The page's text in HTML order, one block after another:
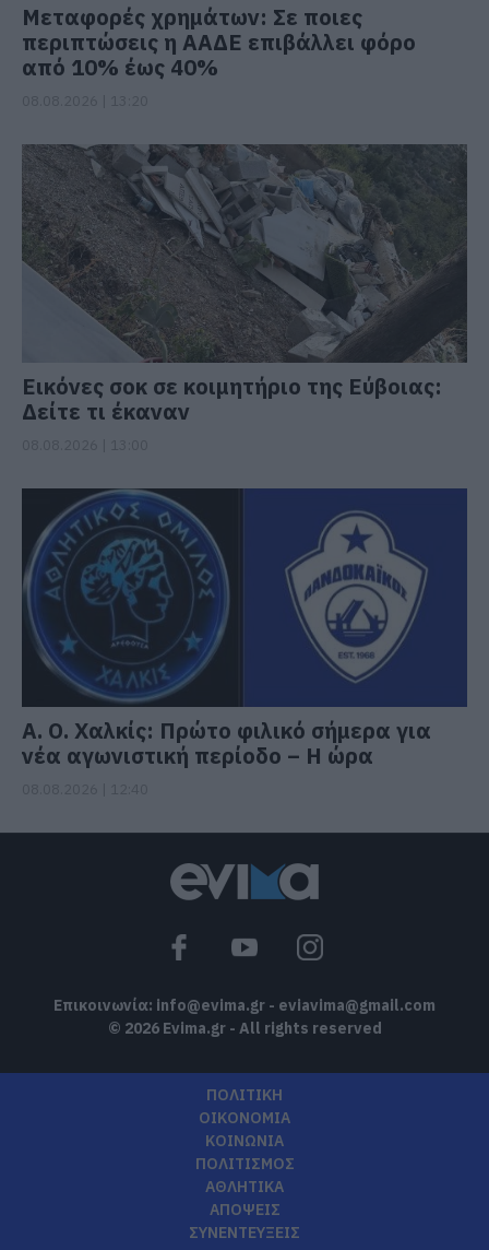
Μεταφορές χρημάτων: Σε ποιες
περιπτώσεις η ΑΑΔΕ επιβάλλει φόρο
από 10% έως 40%
Εικόνες σοκ σε κοιμητήριο της Εύβοιας:
Δείτε τι έκαναν
Α. Ο. Χαλκίς: Πρώτο φιλικό σήμερα για
νέα αγωνιστική περίοδο – Η ώρα
Επικοινωνία: info@evima.gr - eviavima@gmail.com
© 2026 Evima.gr - All rights reserved
ΠΟΛΙΤΙΚΗ
ΟΙΚΟΝΟΜΙΑ
ΚΟΙΝΩΝΙΑ
ΠΟΛΙΤΙΣΜΟΣ
ΑΘΛΗΤΙΚΑ
ΑΠΟΨΕΙΣ
ΣΥΝΕΝΤΕΥΞΕΙΣ